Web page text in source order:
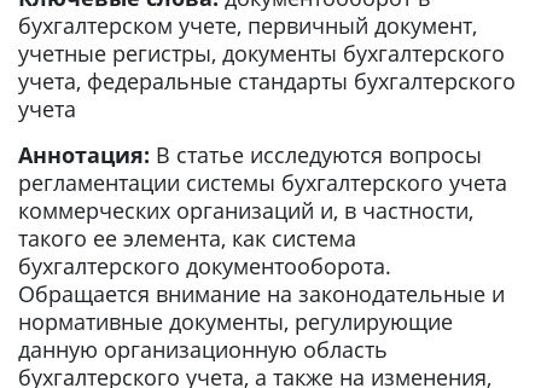
бухгалтерском учете, первичный документ,
учетные регистры, документы бухгалтерского
учета, федеральные стандарты бухгалтерского
учета
Аннотация: В статье исследуются вопросы
регламентации системы бухгалтерского учета
коммерческих организаций и, в частности,
такого ее элемента, как система
бухгалтерского документооборота.
Обращается внимание на законодательные и
нормативные документы, регулирующие
данную организационную область
бухгалтерского учета, а также на изменения,